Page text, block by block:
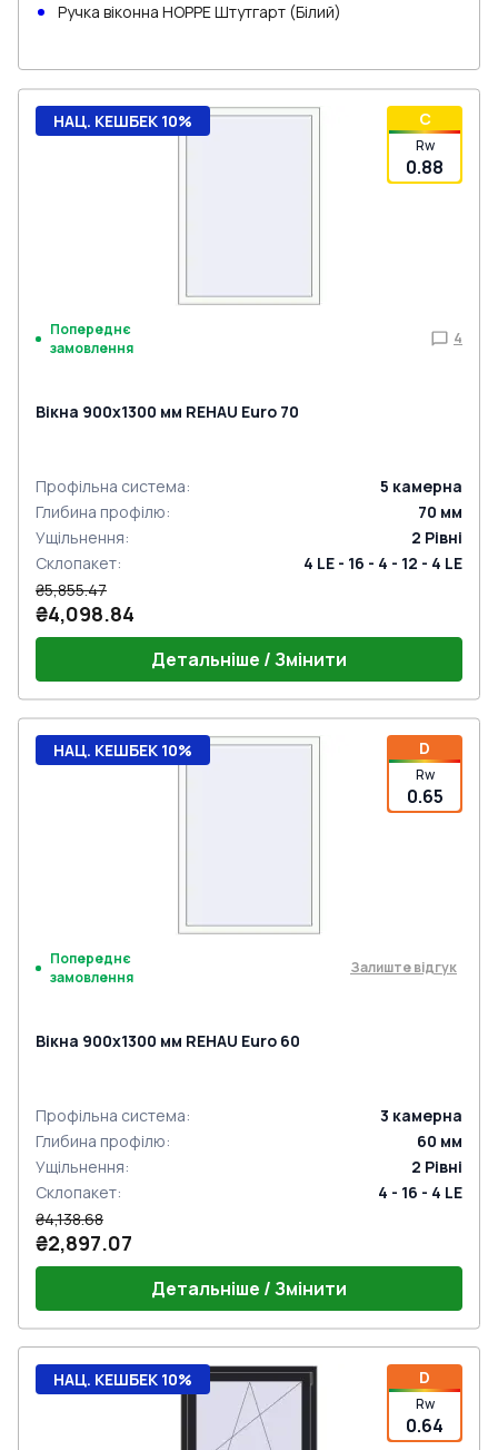
Ручка віконна HOPPE Штутгарт (Білий)
C
Rw
0.88
НАЦ. КЕШБЕК 10%
Попереднє
замовлення
4
Вікна 900x1300 мм REHAU Euro 70
Профільна система: 5 камерна
Глибина профілю: 70 мм
Ущільнення: 2 Рівні
Склопакет:
4 LE - 16 - 4 - 12 - 4 LE
₴5,855.47
₴4,098.84
Детальніше / Змінити
D
Rw
0.65
НАЦ. КЕШБЕК 10%
Попереднє
замовлення
Залиште відгук
Вікна 900x1300 мм REHAU Euro 60
Профільна система: 3 камерна
Глибина профілю: 60 мм
Ущільнення: 2 Рівні
Склопакет:
4 - 16 - 4 LE
₴4,138.68
₴2,897.07
Детальніше / Змінити
D
Rw
0.64
НАЦ. КЕШБЕК 10%